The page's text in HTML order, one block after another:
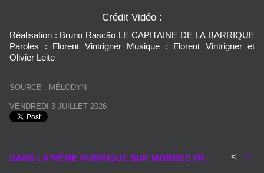
Crédit Vidéo :
Réalisation : Bruno Rascão LE CAPITAINE DE LA BARRIQUE
Paroles : Florent Vintrigner Musique : Florent Vintrigner et
Olivier Leite
SOURCE : MÉLODYN
VENDREDI 3 JUILLET 2026
DANS LA MÊME RUBRIQUE SUR MOBBEE.FR: < >